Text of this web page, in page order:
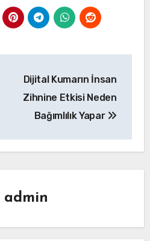
Dijital Kumarın İnsan
Zihnine Etkisi Neden
Bağımlılık Yapar
admin